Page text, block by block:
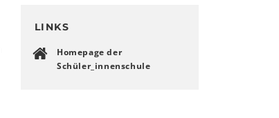
LINKS
Homepage der
Schüler_innenschule